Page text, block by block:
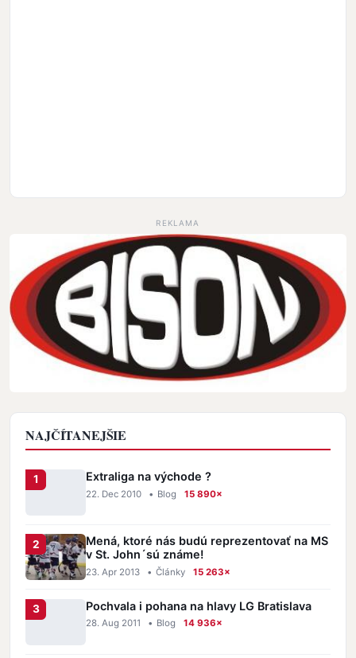
REKLAMA
NAJČÍTANEJŠIE
Extraliga na východe ?
22. Dec 2010 • Blog 15 890×
Mená, ktoré nás budú reprezentovať na MS
v St. John´sú známe!
23. Apr 2013 • Články 15 263×
Pochvala i pohana na hlavy LG Bratislava
28. Aug 2011 • Blog 14 936×